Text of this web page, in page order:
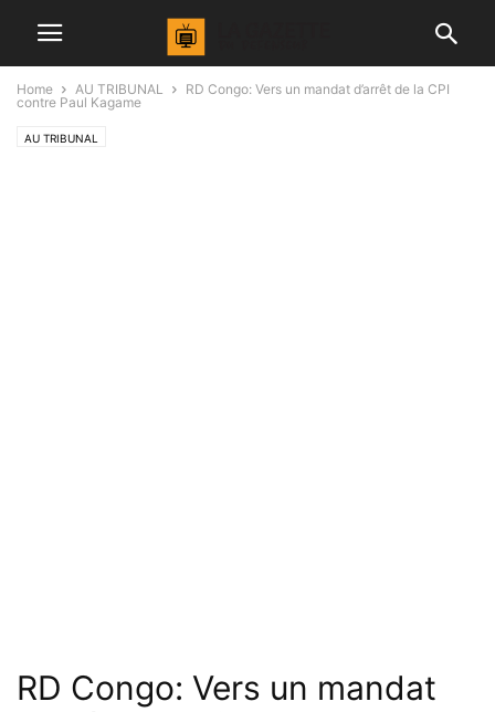
Home AU TRIBUNAL
RD Congo: Vers un mandat d’arrêt de la CPI
contre Paul Kagame
AU TRIBUNAL
RD Congo: Vers un mandat